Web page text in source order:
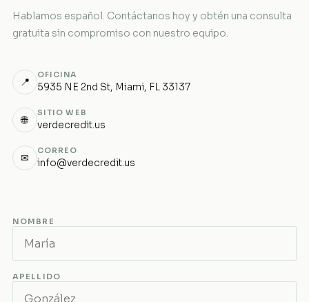
Hablamos español. Contáctanos hoy y obtén una consulta
gratuita sin compromiso con nuestro equipo.
📍
OFICINA
5935 NE 2nd St, Miami, FL 33137
🌐
SITIO WEB
verdecredit.us
✉
CORREO
info@verdecredit.us
NOMBRE
APELLIDO